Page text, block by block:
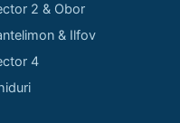
2 & Obor
& Ilfov
4